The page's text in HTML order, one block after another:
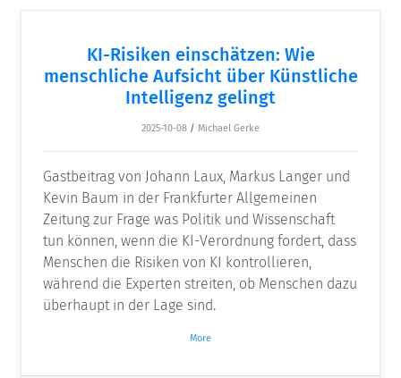
KI-Risiken einschätzen: Wie
menschliche Aufsicht über Künstliche
Intelligenz gelingt
2025-10-08 / Michael Gerke
Gastbeitrag von Johann Laux, Markus Langer und
Kevin Baum in der Frankfurter Allgemeinen
Zeitung zur Frage was Politik und Wissenschaft
tun können, wenn die KI-Verordnung fordert, dass
Menschen die Risiken von KI kontrollieren,
während die Experten streiten, ob Menschen dazu
überhaupt in der Lage sind.
More